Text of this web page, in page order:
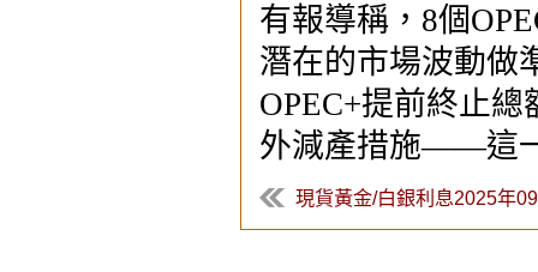
有報導稱，8個
潛在的市場波動做
OPEC+提前終止
外減產措施——這
現貨黃金/白銀利息2025年